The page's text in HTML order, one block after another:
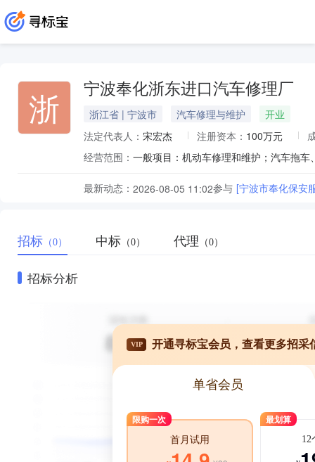
浙 宁波奉化浙东进口汽车修理厂
浙江省 | 宁波市 汽车修理与维护
开业
法定代表人： 宋宏杰 注册资本： 100万元
经营范围：
最新动态： 2026-08-05 11:02参与 [宁波市奉化保安
招标 （0） 中标 （0） 代理 （0）
招标分析
VIP 开通寻标宝会员，查看更多招采
单省会员
限购一次
首月试用
最划算
12